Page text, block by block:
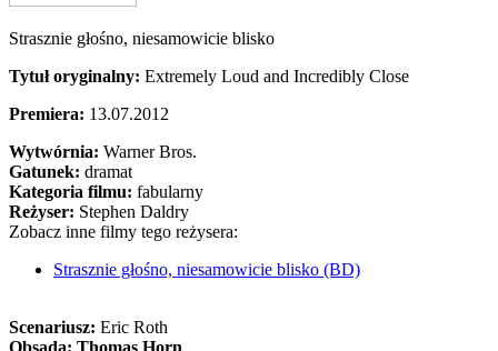
Strasznie głośno, niesamowicie blisko
Tytuł oryginalny: Extremely Loud and Incredibly Close
Premiera: 13.07.2012
Wytwórnia: Warner Bros.
Gatunek: dramat
Kategoria filmu: fabularny
Reżyser: Stephen Daldry
Zobacz inne filmy tego reżysera:
Strasznie głośno, niesamowicie blisko (BD)
Scenariusz: Eric Roth
Obsada: Thomas Horn